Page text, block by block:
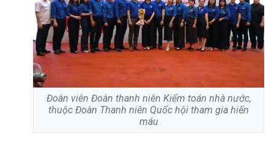
Đoàn viên Đoàn thanh niên Kiểm toán nhà nước,
thuộc Đoàn Thanh niên Quốc hội tham gia hiến
máu